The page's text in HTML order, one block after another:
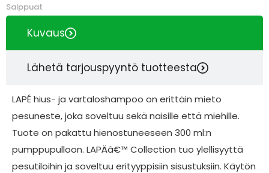
Saippuat
Kuvaus
Lähetä tarjouspyyntö tuotteesta
LAPÉ hius- ja vartaloshampoo on erittäin mieto
pesuneste, joka soveltuu sekä naisille että miehille.
Tuote on pakattu hienostuneeseen 300 ml:n
pumppupulloon. LAPÄâ€™ Collection tuo ylellisyyttä
pesutiloihin ja soveltuu erityyppisiin sisustuksiin. Käytön